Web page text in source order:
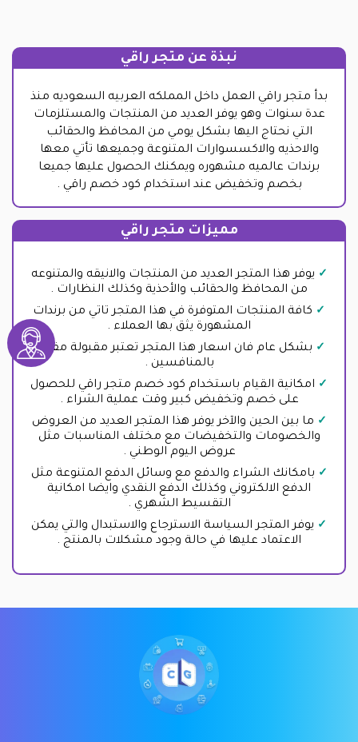
نبذة عن متجر راقي
بدأ متجر راقي العمل داخل المملكه العربيه السعوديه منذ
عدة سنوات وهو يوفر العديد من المنتجات والمستلزمات
التي نحتاج اليها بشكل يومي من المحافظ والحقائب
والاحذيه والاكسسوارات المتنوعة وجميعها تأتي معها
برندات عالميه مشهوره ويمكنك الحصول عليها جميعا
بخصم وتخفيض عند استخدام كود خصم راقي .
مميزات متجر راقي
يوفر هذا المتجر العديد من المنتجات والانيقه والمتنوعه
من المحافظ والحقائب والأحذية وكذلك النظارات .
كافة المنتجات المتوفرة في هذا المتجر تاتي من برندات
المشهورة يثق بها العملاء .
بشكل عام فان اسعار هذا المتجر تعتبر مقبولة مقارنة
بالمنافسين .
امكانية القيام باستخدام كود خصم متجر راقي للحصول
على خصم وتخفيض كبير وقت عملية الشراء .
ما بين الحين والآخر يوفر هذا المتجر العديد من العروض
والخصومات والتخفيضات مع مختلف المناسبات مثل
عروض اليوم الوطني .
بامكانك الشراء والدفع مع وسائل الدفع المتنوعة مثل
الدفع الالكتروني وكذلك الدفع النقدي وايضا امكانية
التقسيط الشهري .
يوفر المتجر السياسة الاسترجاع والاستبدال والتي يمكن
الاعتماد عليها في حالة وجود مشكلات بالمنتج .